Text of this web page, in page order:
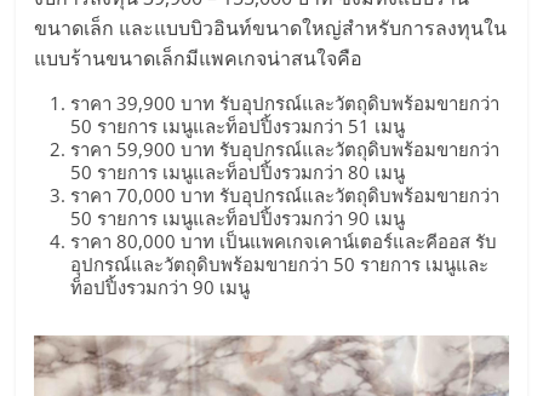
แฟ
รน
ไชส์
พร้อม
ทำเล
สำหรับ
ขนาดเล็ก และแบบบิวอินท์ขนาดใหญ่สำหรับการลงทุนใน
แบบร้านขนาดเล็กมีแพคเกจน่าสนใจคือ
ราคา 39,900 บาท รับอุปกรณ์และวัตถุดิบพร้อมขายกว่า
50 รายการ เมนูและท็อปปิ้งรวมกว่า 51 เมนู
ราคา 59,900 บาท รับอุปกรณ์และวัตถุดิบพร้อมขายกว่า
50 รายการ เมนูและท็อปปิ้งรวมกว่า 80 เมนู
ราคา 70,000 บาท รับอุปกรณ์และวัตถุดิบพร้อมขายกว่า
50 รายการ เมนูและท็อปปิ้งรวมกว่า 90 เมนู
ราคา 80,000 บาท เป็นแพคเกจเคาน์เตอร์และคีออส รับ
อุปกรณ์และวัตถุดิบพร้อมขายกว่า 50 รายการ เมนูและ
ท็อปปิ้งรวมกว่า 90 เมนู